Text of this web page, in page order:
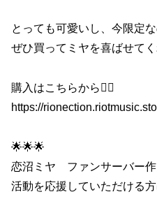
とっても可愛いし、今限定
ぜひ買ってミヤを喜ばせて
購入はこちらから👇🏻
https://
🌟🌟🌟
恋沼ミヤ ファンサーバー作
活動を応援していただける